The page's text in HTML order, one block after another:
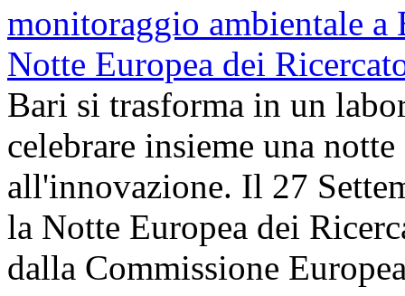
Bari si trasforma in un
celebrare insieme una
all'innovazione. Il 27
la Notte Europea dei
dalla Commissione